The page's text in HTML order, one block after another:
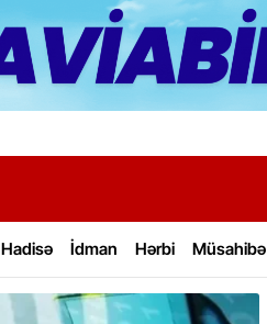
Hadisə İdman Hərbi Müsahibə